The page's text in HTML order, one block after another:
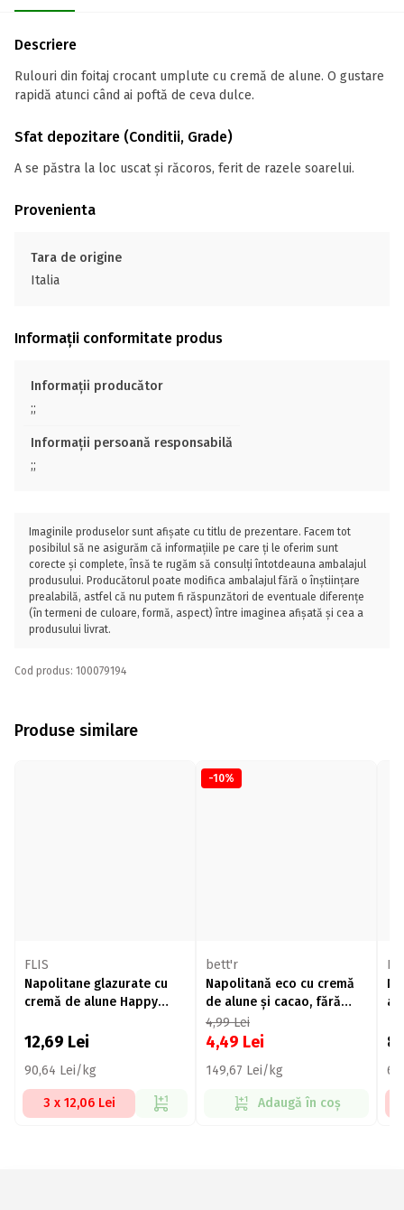
Descriere
Rulouri din foitaj crocant umplute cu cremă de alune. O gustare
rapidă atunci când ai poftă de ceva dulce.
Sfat depozitare (Conditii, Grade)
A se păstra la loc uscat și răcoros, ferit de razele soarelui.
Provenienta
Tara de origine
Italia
Informații conformitate produs
Informații producător
;;
Informații persoană responsabilă
;;
Imaginile produselor sunt afișate cu titlu de prezentare. Facem tot
posibilul să ne asigurăm că informațiile pe care ți le oferim sunt
corecte și complete, însă te rugăm să consulți întotdeauna ambalajul
produsului. Producătorul poate modifica ambalajul fără o înștiințare
prealabilă, astfel că nu putem fi răspunzători de eventuale diferențe
(în termeni de culoare, formă, aspect) între imaginea afișată și cea a
produsului livrat.
Cod produs: 100079194
Produse similare
FLIS
Napolitane glazurate cu
cremă de alune Happy
12,69 Lei
90,64 Lei/kg
3 x 12,06 Lei
-10%
bett'r
Napolitană eco cu cremă
de alune și cacao, fără
zahăr adăugat 30g
4,99Lei
4,49 Lei
149,67 Lei/kg
Adaugă în coș